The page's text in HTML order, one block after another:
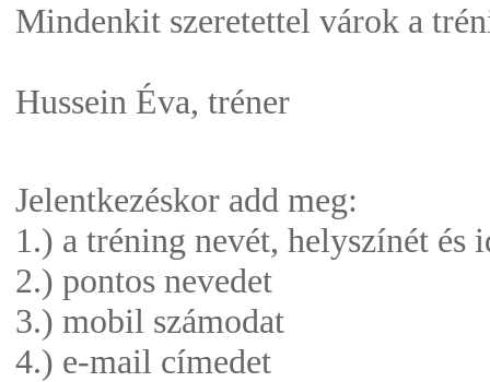
Mindenkit szeretettel várok a
Hussein Éva, tréner
Jelentkezéskor add meg:
1.) a tréning nevét, helyszínét és
2.) pontos nevedet
3.) mobil számodat
4.) e-mail címedet